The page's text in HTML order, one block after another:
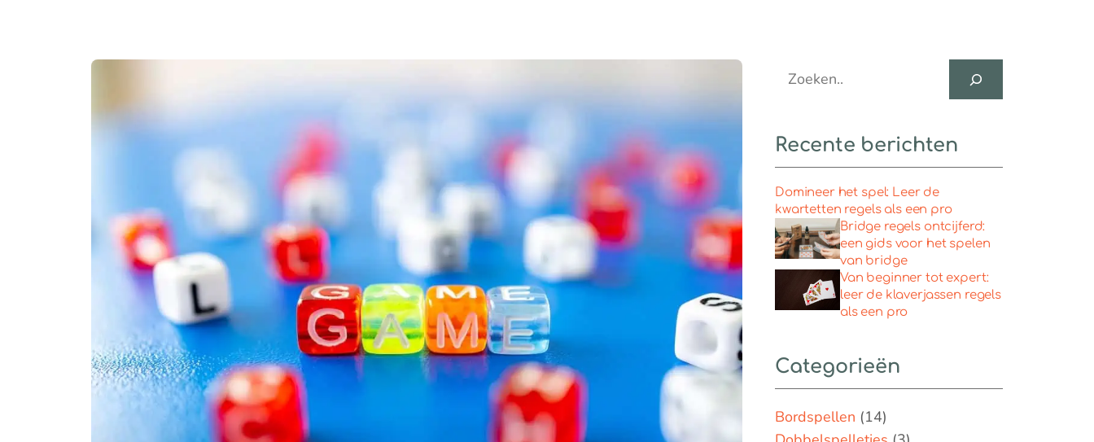
Search
Recente berichten
Domineer het spel: Leer de
kwartetten regels als een pro
Bridge regels ontcijferd:
een gids voor het spelen
van bridge
Van beginner tot expert:
leer de klaverjassen regels
als een pro
Categorieën
Bordspellen (14)